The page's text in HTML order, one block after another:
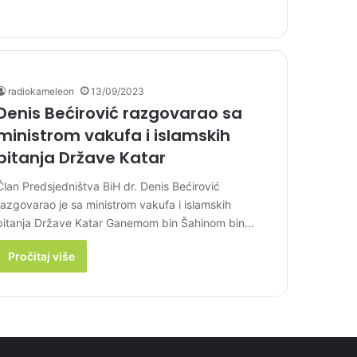
radiokameleon 13/09/2023
Bećirović razgovarao sa
vakufa i islamskih
Države Katar
Predsjedništva BiH dr. Denis Bećirović
je sa ministrom vakufa i islamskih
Države Katar Ganemom bin Šahinom bin…
Pročitaj više